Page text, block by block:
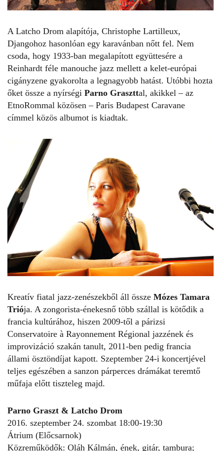
A Latcho Drom alapítója, Christophe Lartilleux,
Djangohoz hasonlóan egy karavánban nőtt fel. Nem
csoda, hogy 1933-ban megalapított együttesére a
Reinhardt féle manouche jazz mellett a kelet-európai
cigányzene gyakorolta a legnagyobb hatást. Utóbbi hozta
őket össze a nyírségi Parno Graszttal, akikkel – az
EtnoRommal közösen – Paris Budapest Caravane
címmel közös albumot is kiadtak.
Kreatív fiatal jazz-zenészekből áll össze Mózes Tamara
Triója. A zongorista-énekesnő több szállal is kötődik a
francia kultúrához, hiszen 2009-től a párizsi
Conservatoire à Rayonnement Régional jazzének és
improvizáció szakán tanult, 2011-ben pedig francia
állami ösztöndíjat kapott. Szeptember 24-i koncertjével
teljes egészében a sanzon párperces drámákat teremtő
műfaja előtt tiszteleg majd.
Parno Graszt & Latcho Drom
2016. szeptember 24. szombat 18:00-19:30
Átrium (Előcsarnok)
Közreműködők: Oláh Kálmán, ének, gitár, tambura;